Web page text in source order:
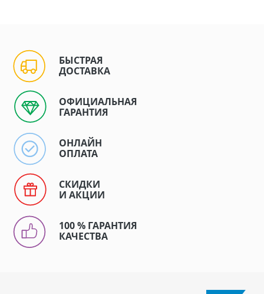
БЫСТРАЯ
ДОСТАВКА
ОФИЦИАЛЬНАЯ
ГАРАНТИЯ
ОНЛАЙН
ОПЛАТА
СКИДКИ
И АКЦИИ
100 % ГАРАНТИЯ
КАЧЕСТВА